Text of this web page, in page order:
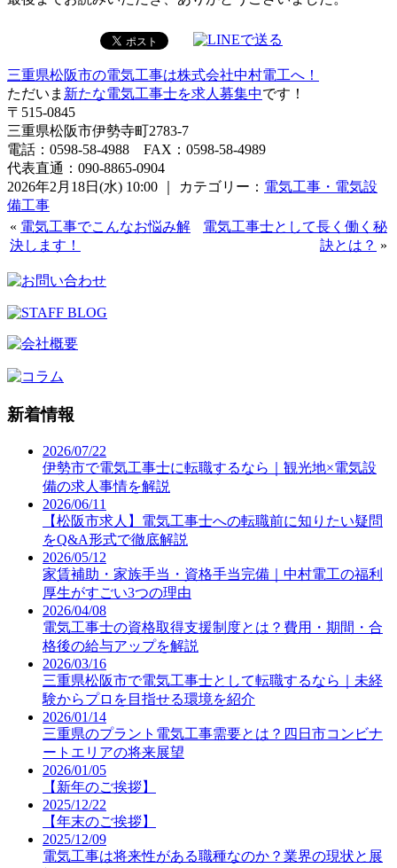
三重県松阪市の電気工事は株式会社中村電工へ！
ただいま 新たな電気工事士を求人募集中です！
〒515-0845
三重県松阪市伊勢寺町2783-7
電話：0598-58-4988 FAX：0598-58-4989
代表直通：090-8865-0904
2026年2月18日(水) 10:00 ｜ カテゴリー： 電気工事・電気設
備工事
« 電気工事でこんなお悩み解
決します！
電気工事士として長く働く秘
訣とは？ »
新着情報
2026/07/22
伊勢市で電気工事士に転職するなら｜観光地×電気設
備の求人事情を解説
2026/06/11
【松阪市求人】電気工事士への転職前に知りたい疑問
をQ&A形式で徹底解説
2026/05/12
家賃補助・家族手当・資格手当完備｜中村電工の福利
厚生がすごい3つの理由
2026/04/08
電気工事士の資格取得支援制度とは？費用・期間・合
格後の給与アップを解説
2026/03/16
三重県松阪市で電気工事士として転職するなら｜未経
験からプロを目指せる環境を紹介
2026/01/14
三重県のプラント電気工事需要とは？四日市コンビナ
ートエリアの将来展望
2026/01/05
【新年のご挨拶】
2025/12/22
【年末のご挨拶】
2025/12/09
電気工事は将来性がある職種なのか？業界の現状と展